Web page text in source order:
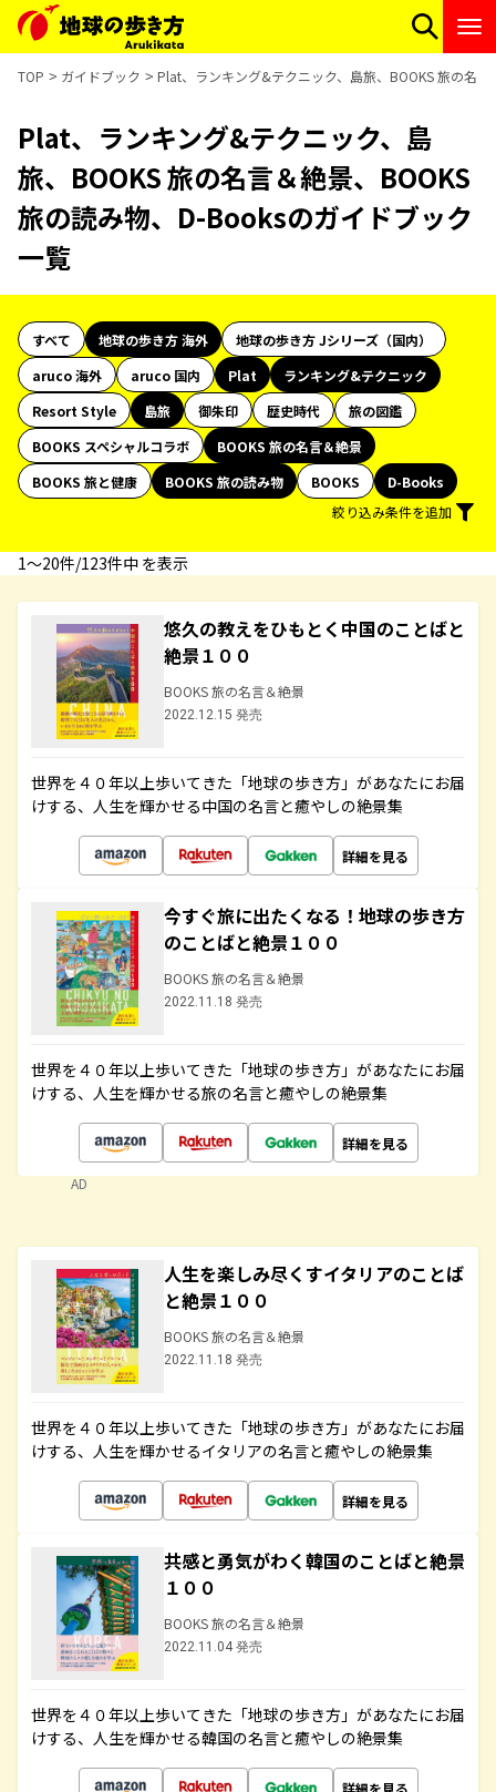
TOP ガイドブック Plat、ランキング&テクニック、島旅、BOOKS 旅の名
Plat、ランキング&テクニック、島
旅、BOOKS 旅の名言＆絶景、BOOKS
旅の読み物、D-Booksのガイドブック
一覧
すべて 地球の歩き方 海外
地球の歩き方 Jシリーズ（国内）
aruco 海外
aruco 国内 Plat
ランキング&テクニック
Resort Style
島旅 御朱印 歴史時代
旅の図鑑
BOOKS スペシャルコラボ
BOOKS 旅の名言＆絶景
BOOKS 旅と健康
BOOKS 旅の読み物 BOOKS
D-Books
絞り込み条件を追加
1〜20件/123件中 を表示
悠久の教えをひもとく中国のことばと
絶景１００
BOOKS 旅の名言＆絶景
2022.12.15 発売
世界を４０年以上歩いてきた「地球の歩き方」があなたにお届
けする、人生を輝かせる中国の名言と癒やしの絶景集
詳細を見る
今すぐ旅に出たくなる！地球の歩き方
のことばと絶景１００
BOOKS 旅の名言＆絶景
2022.11.18 発売
世界を４０年以上歩いてきた「地球の歩き方」があなたにお届
けする、人生を輝かせる旅の名言と癒やしの絶景集
詳細を見る
AD
人生を楽しみ尽くすイタリアのことば
と絶景１００
BOOKS 旅の名言＆絶景
2022.11.18 発売
世界を４０年以上歩いてきた「地球の歩き方」があなたにお届
けする、人生を輝かせるイタリアの名言と癒やしの絶景集
詳細を見る
共感と勇気がわく韓国のことばと絶景
１００
BOOKS 旅の名言＆絶景
2022.11.04 発売
世界を４０年以上歩いてきた「地球の歩き方」があなたにお届
けする、人生を輝かせる韓国の名言と癒やしの絶景集
詳細を見る